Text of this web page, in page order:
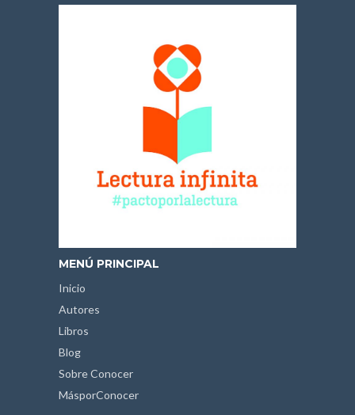
MENÚ PRINCIPAL
Inicio
Autores
Libros
Blog
Sobre Conocer
MásporConocer